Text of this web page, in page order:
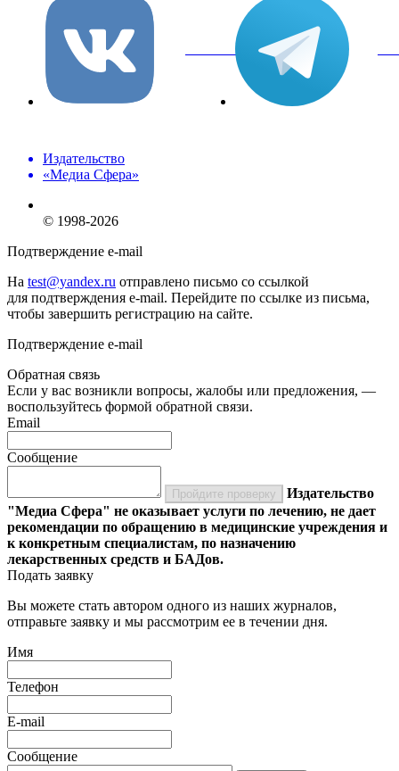
вКонтакте
Издательство
«Медиа Сфера»
© 1998-2026
Подтверждение e-mail
На test@yandex.ru отправлено письмо со ссылкой
для подтверждения e-mail. Перейдите по ссылке из письма,
чтобы завершить регистрацию на сайте.
Подтверждение e-mail
Обратная связь
Если у вас возникли вопросы, жалобы или предложения, —
воспользуйтесь формой обратной связи.
Email
Сообщение
Пройдите проверку
Издательство
"Медиа Сфера" не оказывает услуги по лечению, не дает
рекомендации по обращению в медицинские учреждения и
к конкретным специалистам, по назначению
лекарственных средств и БАДов.
Подать заявку
Вы можете стать автором одного из наших журналов,
отправьте заявку и мы рассмотрим ее в течении дня.
Имя
Телефон
E-mail
Сообщение